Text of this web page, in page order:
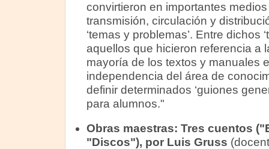
convirtieron en importantes
transmisión, circulación y
‘temas y problemas’. Entre dichos
aquellos que hicieron referencia a
mayoría de los textos y manuales
independencia del área de
definir determinados ‘guiones
para alumnos."
Obras maestras: Tres cuentos
"Discos"), por Luis Gruss